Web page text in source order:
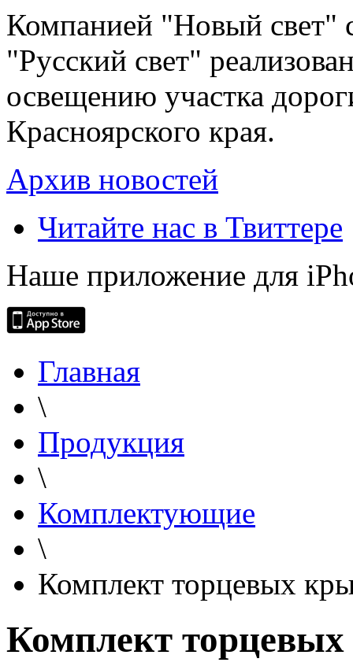
Компанией "Новый свет"
"Русский свет"
освещению участка
Красноярского края.
Архив новостей
Читайте нас в Твиттере
Наше приложение для
Главная
\
Продукция
\
Комплектующие
\
Комплект торцевых
Комплект